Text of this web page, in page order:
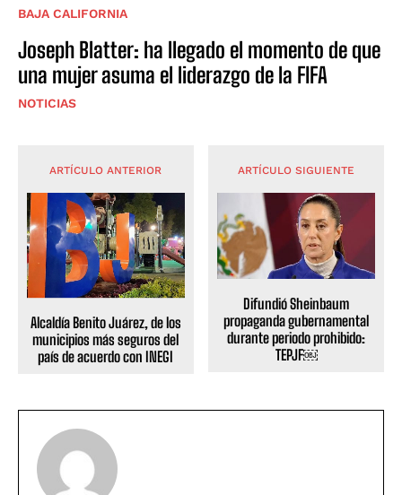
BAJA CALIFORNIA
Joseph Blatter: ha llegado el momento de que
una mujer asuma el liderazgo de la FIFA
NOTICIAS
ARTÍCULO ANTERIOR
Alcaldía Benito Juárez, de los
municipios más seguros del
país de acuerdo con INEGI
ARTÍCULO SIGUIENTE
Difundió Sheinbaum
propaganda gubernamental
durante periodo prohibido:
TEPJF￼